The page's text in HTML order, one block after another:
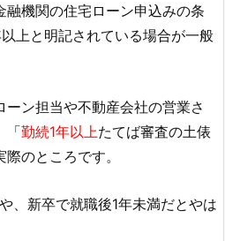
機関の住宅ローン申込みの条
上と明記されている場合が一般
ン担当や不動産会社の営業さ
「勤続1年以上たてば審査の土俵
のところです。
、新卒で就職後1年未満だとやは